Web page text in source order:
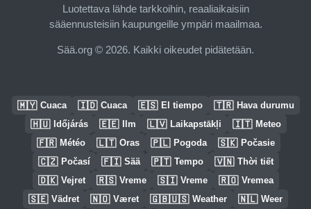
Luotettava lähde tarkkoihin, reaaliaikaisiin
sääennusteisiin kaupungeille ympäri maailmaa.
Sää.org © 2026. Kaikki oikeudet pidätetään.
🇲🇾 Cuaca 🇮🇩 Cuaca 🇪🇸 El tiempo 🇹🇷 Hava durumu
🇭🇺 Időjárás 🇪🇪 Ilm 🇱🇻 Laikapstākļi 🇮🇹 Meteo
🇫🇷 Météo 🇱🇹 Oras 🇵🇱 Pogoda 🇸🇰 Počasie
🇨🇿 Počasí 🇫🇮 Sää 🇵🇹 Tempo 🇻🇳 Thời tiết
🇩🇰 Vejret 🇷🇸 Vreme 🇸🇮 Vreme 🇷🇴 Vremea
🇸🇪 Vädret 🇳🇴 Været 🇬🇧🇺🇸 Weather 🇳🇱 Weer